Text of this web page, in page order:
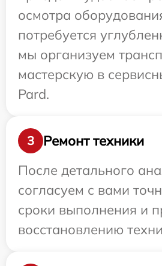
осмотра
потребуется
мы организуем
мастерскую в
Pard.
3
Ремонт техники
После детального
согласуем с вами
сроки выполнения и
восстановлению